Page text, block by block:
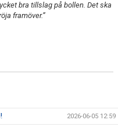
bra tillslag på bollen. Det ska
framöver.”
2026-06-05 12:59